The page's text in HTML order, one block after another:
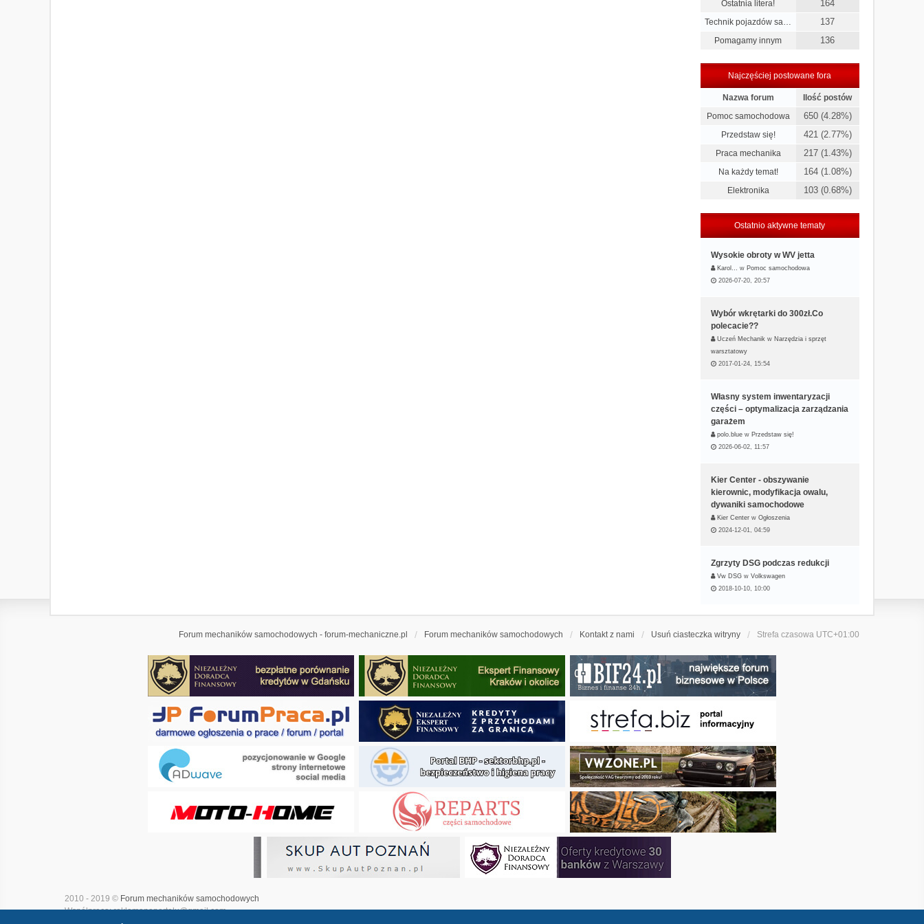
Ostatnia litera! 164
Technik pojazdów sa… 137
Pomagamy innym 136
Najczęściej postowane fora
Nazwa forum
Ilość postów
Pomoc samochodowa
650 (4.28%)
Przedstaw się! 421 (2.77%)
Praca mechanika 217 (1.43%)
Na każdy temat! 164 (1.08%)
Elektronika 103 (0.68%)
Ostatnio aktywne tematy
Wysokie obroty w WV jetta
Karol… w Pomoc samochodowa
2026-07-20, 20:57
Wybór wkrętarki do 300zł.Co
polecacie??
Uczeń Mechanik w Narzędzia i sprzęt
warsztatowy
2017-01-24, 15:54
Własny system inwentaryzacji
części – optymalizacja zarządzania
garażem
polo.blue w Przedstaw się!
2026-06-02, 11:57
Kier Center - obszywanie
kierownic, modyfikacja owalu,
dywaniki samochodowe
Kier Center w Ogłoszenia
2024-12-01, 04:59
Zgrzyty DSG podczas redukcji
Vw DSG w Volkswagen
2018-10-10, 10:00
Forum mechaników samochodowych - forum-mechaniczne.pl Forum mechaników samochodowych Kontakt z nami Usuń ciasteczka witryny Strefa czasowa UTC+01:00
2010 - 2019 © Forum mechaników samochodowych
Współpraca: reklamanaportalu@gmail.com